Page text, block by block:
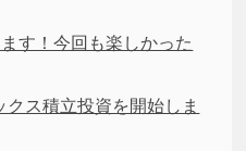
す！今回も楽しかった
ス積立投資を開始しま